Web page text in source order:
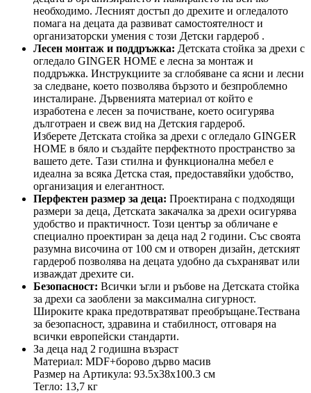
необходимо. Лесният достъп до дрехите и огледалото
помага на децата да развиват самостоятелност и
организаторски умения с този Детски гардероб .
Лесен монтаж и поддръжка: Детската стойка за дрехи с
огледало GINGER HOME е лесна за монтаж и
поддръжка. Инструкциите за сглобяване са ясни и лесни
за следване, което позволява бързото и безпроблемно
инсталиране. Дървенията материал от който е
изработена е лесен за почистване, което осигурява
дълготраен и свеж вид на Детския гардероб.
Изберете Детската стойка за дрехи с огледало GINGER
HOME в бяло и създайте перфектното пространство за
вашето дете. Тази стилна и функционална мебел е
идеална за всяка Детска стая, предоставяйки удобство,
организация и елегантност.
Перфектен размер за деца: Проектирана с подходящи
размери за деца, Детската закачалка за дрехи осигурява
удобство и практичност. Този център за обличане е
специално проектиран за деца над 2 години. Със своята
разумна височина от 100 см и отворен дизайн, детският
гардероб позволява на децата удобно да съхраняват или
изваждат дрехите си.
Безопасност: Всички ъгли и ръбове на Детската стойка
за дрехи са заоблени за максимална сигурност.
Широките крака предотвратяват преобръщане.Тествана
за безопасност, здравина и стабилност, отговаря на
всички европейски стандарти.
За деца над 2 годишна възраст
Материал: MDF+борово дърво масив
Размер на Артикула: 93.5x38x100.3 см
Тегло: 13,7 кг